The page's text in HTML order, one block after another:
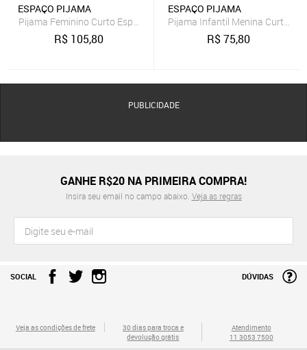
ESPAÇO PIJAMA
Pijama Feminino Curto Espaço Pijama 4010199
R$ 105,80
ESPAÇO PIJAMA
Pijama Infantil Menina Curto
R$75,80
PUBLICIDADE
GANHE R$20 NA PRIMEIRA COMPRA!
Insira seu email no campo abaixo. Veja as regras
SOCIAL DÚVIDAS
Veja as condições de frete
30 dias para troca e
devolução grátis
Atendimento
11 3053 7500